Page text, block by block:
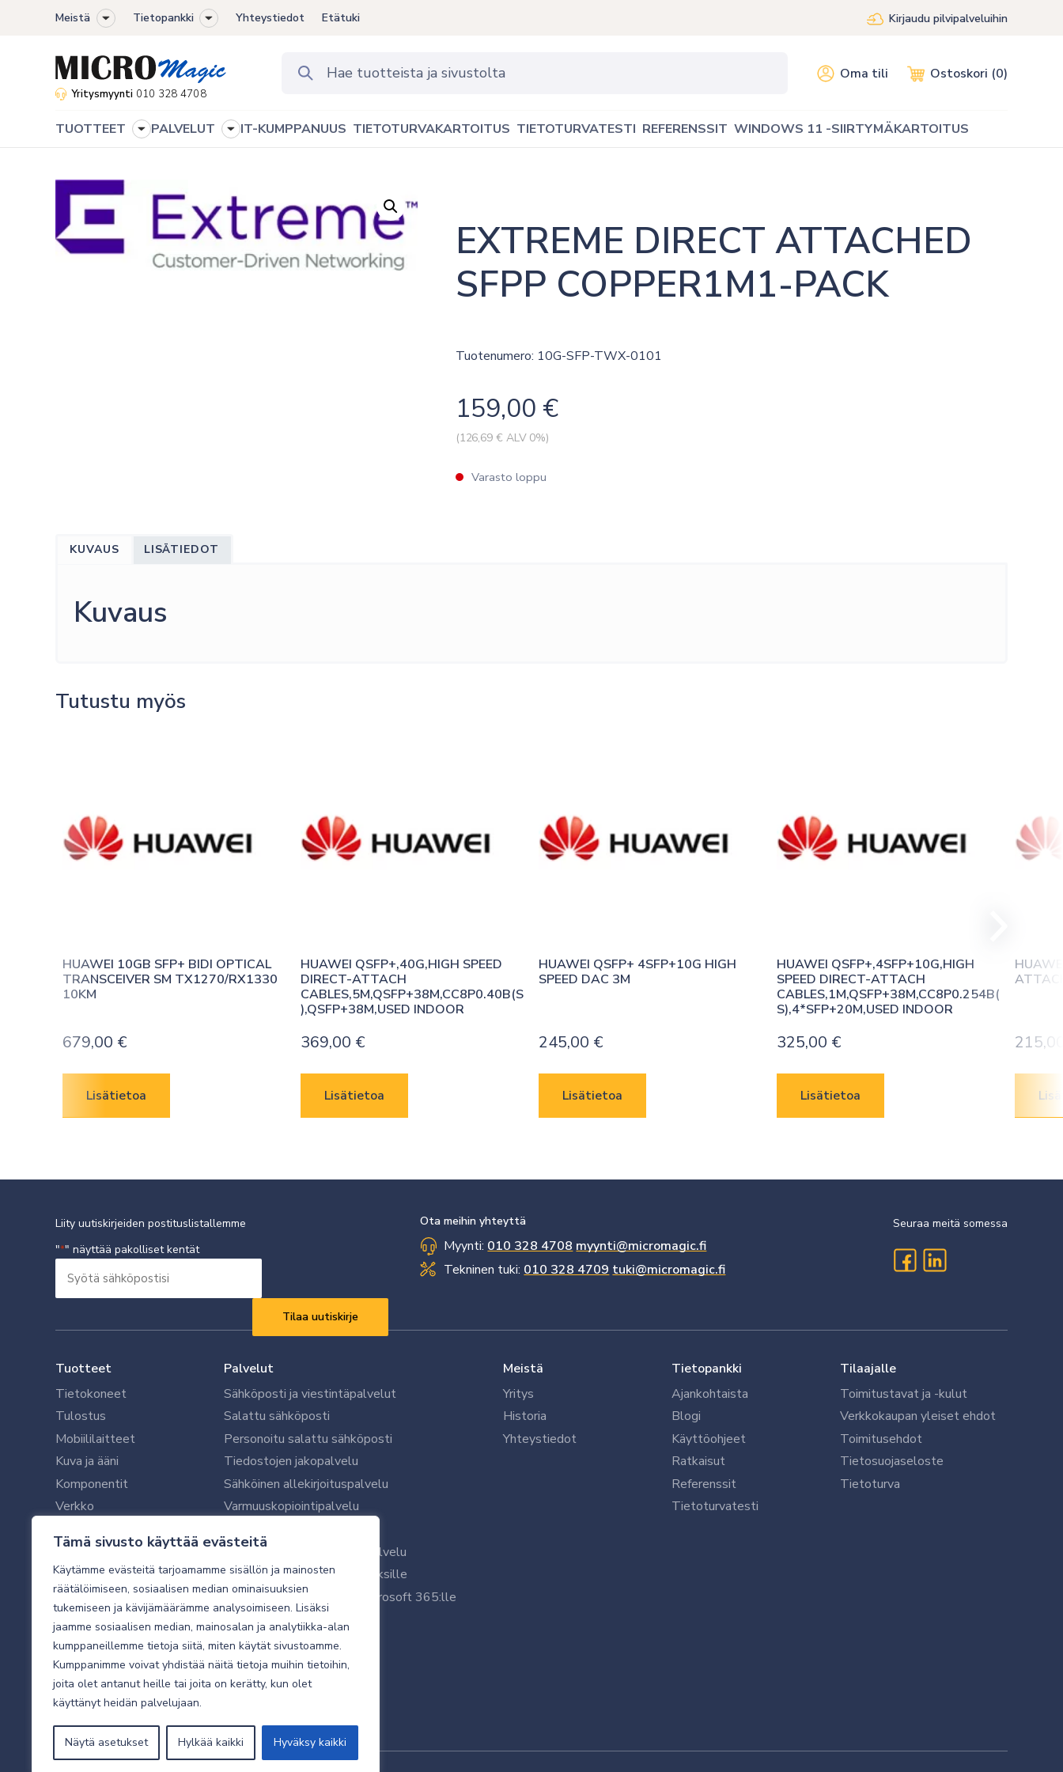
Tämä sivusto käyttää evästeitä
Käytämme evästeitä tarjoamamme sisällön ja mainosten
räätälöimiseen, sosiaalisen median ominaisuuksien
tukemiseen ja kävijämäärämme analysoimiseen. Lisäksi
jaamme sosiaalisen median, mainosalan ja analytiikka-alan
kumppaneillemme tietoja siitä, miten käytät sivustoamme.
Kumppanimme voivat yhdistää näitä tietoja muihin tietoihin,
joita olet antanut heille tai joita on kerätty, kun olet
käyttänyt heidän palvelujaan.
Näytä asetukset Hylkää kaikki Hyväksy kaikki
Meistä
Toggle
menu
Tietopankki
Toggle
menu
Yhteystiedot Etätuki Kirjaudu pilvipalveluihin
Yritysmyynti 010 328 4708
Oma tili Ostoskori (0)
TUOTTEET
Toggle
PALVELUT
Toggle
IT-KUMPPANUUS TIETOTURVAKARTOITUS TIETOTURVATESTI REFERENSSIT WINDOWS 11 -SIIRTYMÄKARTOITUS
EXTREME DIRECT ATTACHED
SFPP COPPER1M1-PACK
Tuotenumero: 10G-SFP-TWX-0101
159,00 €
(126,69 € ALV 0%)
Varasto loppu
KUVAUS LISÄTIEDOT
Kuvaus
Tutustu myös
HUAWEI 10GB SFP+ BIDI OPTICAL
TRANSCEIVER SM TX1270/RX1330
10KM
679,00 €
Lisätietoa
HUAWEI QSFP+,40G,HIGH SPEED
DIRECT-ATTACH
CABLES,5M,QSFP+38M,CC8P0.40B(S
),QSFP+38M,USED INDOOR
369,00 €
Lisätietoa
HUAWEI QSFP+ 4SFP+10G HIGH
SPEED DAC 3M
245,00 €
Lisätietoa
HUAWEI QSFP+,4SFP+10G,HIGH
SPEED DIRECT-ATTACH
CABLES,1M,QSFP+38M,CC8P0.254B(
S),4*SFP+20M,USED INDOOR
325,00 €
Lisätietoa
Liity uutiskirjeiden postituslistallemme
"*" näyttää pakolliset kentät
sähköpostisi
Ota meihin yhteyttä
Myynti: 010 328 4708 myynti@micromagic.fi
Tekninen tuki: 010 328 4709 tuki@micromagic.fi
Seuraa meitä somessa
Tuotteet
Tietokoneet
Tulostus
Mobiililaitteet
Kuva ja ääni
Komponentit
Verkko
Oheislaitteet
Palvelut
Sähköposti ja viestintäpalvelut
Salattu sähköposti
Personoitu salattu sähköposti
Tiedostojen jakopalvelu
Sähköinen allekirjoituspalvelu
Varmuuskopiointipalvelu
Microsoft 365 -varmistuspalvelu
WithSecure tietoturva yrityksille
WithSecuren tietoturva Microsoft 365:lle
Käyttäjätukipalvelu
Tietoturvakartoitus
Sähköpostikartoitus
Valvottu tietoturva 24/7
Meistä
Yritys
Historia
Yhteystiedot
Tietopankki
Ajankohtaista
Blogi
Käyttöohjeet
Ratkaisut
Referenssit
Tietoturvatesti
Tilaajalle
Toimitustavat ja -kulut
Verkkokaupan yleiset ehdot
Toimitusehdot
Tietosuojaseloste
Tietoturva